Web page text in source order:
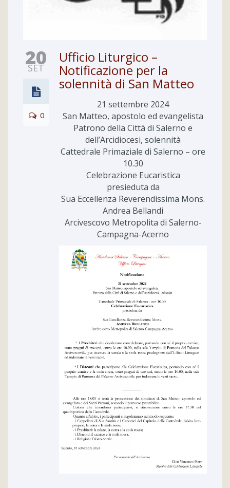
20
SET
0
Ufficio Liturgico –
Notificazione per la
solennità di San Matteo
21 settembre 2024
San Matteo, apostolo ed evangelista
Patrono della Città di Salerno e
dell’Arcidiocesi, solennità
Cattedrale Primaziale di Salerno – ore
10.30
Celebrazione Eucaristica
presieduta da
Sua Eccellenza Reverendissima Mons.
Andrea Bellandi
Arcivescovo Metropolita di Salerno-
Campagna-Acerno